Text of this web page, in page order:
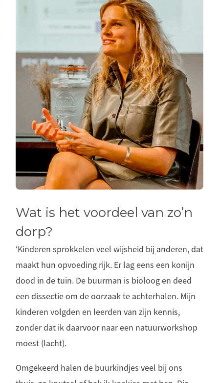
Wat is het voordeel van zo’n
dorp?
‘Kinderen sprokkelen veel wijsheid bij anderen, dat
maakt hun opvoeding rijk. Er lag eens een konijn
dood in de tuin. De buurman is bioloog en deed
een dissectie om de oorzaak te achterhalen. Mijn
kinderen volgden en leerden van zijn kennis,
zonder dat ik daarvoor naar een natuurworkshop
moest (lacht).
Omgekeerd halen de buurkindjes veel bij ons